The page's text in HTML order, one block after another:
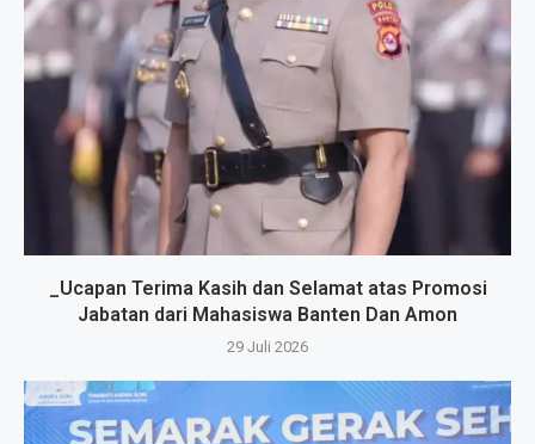
_Ucapan Terima Kasih dan Selamat atas Promosi
Jabatan dari Mahasiswa Banten Dan Amon
29 Juli 2026